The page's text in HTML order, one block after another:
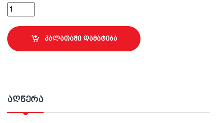
დანის პირები ტრაპეცია 5ცალი (0550-230500) quantity
კალათაში დამატება
აღწერა